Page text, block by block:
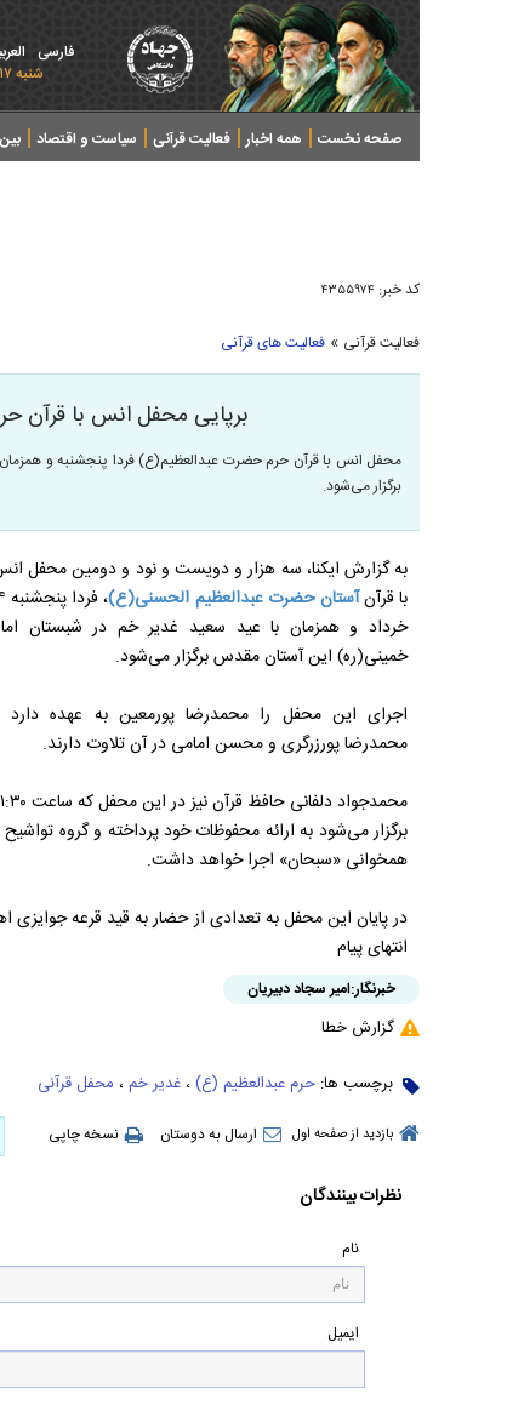
فارسی
شنبه ۱۷ مرداد ۱۴۰۵ - 2026 August 08
صفحه نخست همه اخبار فعالیت قرآنی سیاست و اقتصاد
کد خبر: ۴۳۵۵۹۷۴
فعالیت قرآنی » فعالیت های قرآنی
برپایی محفل انس با قرآن
محفل انس با قرآن حرم حضرت عبدالعظیم(ع) فردا پنجشنبه و
برگزار می‌شود.
به گزارش ایکنا، سه‌ هزار و دویست و نود و دومین محفل
با قرآنآستان حضرت عبدالعظیم الحسنی(ع)
،
خرداد و همزمان با عید سعید غدیر خم در شبستان
خمینی(ره) این آستان مقدس برگزار می‌شود.
اجرای این محفل را محمدرضا پورمعین به عهده دارد
محمدرضا پورزرگری و محسن امامی در آن تلاوت دارند.
محمدجواد دلفانی حافظ قرآن نیز در
برگزار می‌شود به ارائه محفوظات خود پرداخته و گروه
همخوانی «سبحان» اجرا خواهد داشت.
در پایان این محفل به تعدادی از حضار به قید قرعه جوایزی
انتهای پیام
خبرنگار:امیر سجاد دبیریان
گزارش خطا
برچسب ها: حرم عبدالعظیم (ع) ، غدیر خم ، محفل قرآنی
بازدید از صفحه اول ارسال به دوستان نسخه چاپی
نظرات بینندگان
نام
ایمیل